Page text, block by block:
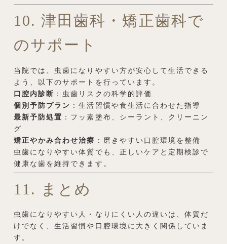
10. 津田歯科・矯正歯科で
のサポート
当院では、虫歯になりやすい方が安心して生活できる
よう、以下のサポートを行っています。
口腔内診断 ：虫歯リスクの科学的評価
個別予防プラン ：生活習慣や食生活に合わせた指導
最新予防処置 ：フッ素塗布、シーラント、クリーニン
グ
矯正やかみ合わせ治療 ：磨きやすい口腔環境を整備
虫歯になりやすい体質でも、正しいケアと定期検診で
健康な歯を維持できます。
11. まとめ
虫歯になりやすい人・なりにくい人の違いは、体質だ
けでなく、生活習慣や口腔環境に大きく関係していま
す。